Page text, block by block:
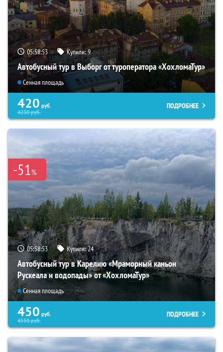
05:58:51 Купили:9
Автобусный тур в Выборг от туроператора «ХохломаТур»
Сенная площадь
420 руб.
4230руб.
ПОДРОБНЕЕ
-51%
05:58:51 Купили:24
Автобусный тур в Карелию «Мраморный каньон
Рускеала и водопады» от «ХохломаТур»
Сенная площадь
450 руб.
4550руб.
ПОДРОБНЕЕ